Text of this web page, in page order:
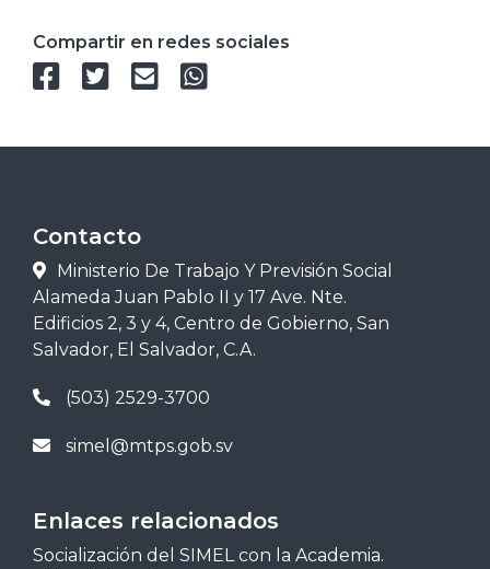
Compartir en redes sociales
Contacto
Ministerio De Trabajo Y Previsión Social
Alameda Juan Pablo II y 17 Ave. Nte.
Edificios 2, 3 y 4, Centro de Gobierno, San
Salvador, El Salvador, C.A.
(503) 2529-3700
simel@mtps.gob.sv
Enlaces relacionados
Socialización del SIMEL con la Academia.